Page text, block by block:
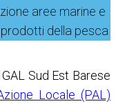
aree marine e
della pesca
Sud Est Barese
Locale (PAL)